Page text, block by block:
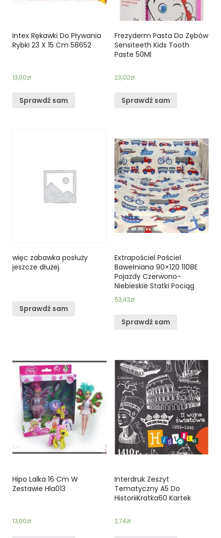
Intex Rękawki Do Pływania
Rybki 23 X 15 Cm 58652
13,00zł
Sprawdź sam
Frezyderm Pasta Do Zębów
Sensiteeth Kids Tooth
Paste 50Ml
23,00zł
Sprawdź sam
więc zabawka posłuży
jeszcze dłużej.
Sprawdź sam
Extrapościel Pościel
Bawełniana 90×120 1108E
Pojazdy Czerwono-
Niebieskie Statki Pociąg
53,43zł
Sprawdź sam
Hipo Lalka 16 Cm W
Zestawie Hla013
13,00zł
Interdruk Zeszyt
Tematyczny A5 Do
HistoriiKratka60 Kartek
2,74zł